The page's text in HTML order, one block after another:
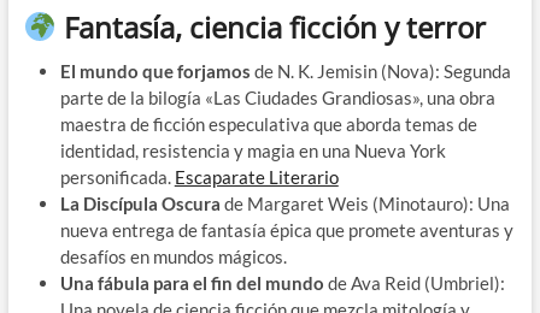
Fantasía, ciencia ficción y terror
El mundo que forjamos de N. K. Jemisin (Nova): Segunda
parte de la bilogía «Las Ciudades Grandiosas», una obra
maestra de ficción especulativa que aborda temas de
identidad, resistencia y magia en una Nueva York
personificada. ​ Escaparate Literario
La Discípula Oscura de Margaret Weis (Minotauro): Una
nueva entrega de fantasía épica que promete aventuras y
desafíos en mundos mágicos. ​
Una fábula para el fin del mundo de Ava Reid (Umbriel):